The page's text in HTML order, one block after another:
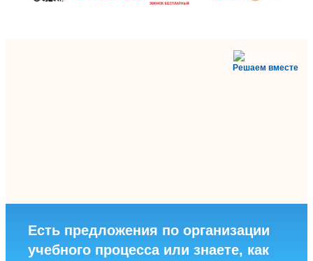
Решаем вместе
Есть предложения по организации
учебного процесса или знаете, как